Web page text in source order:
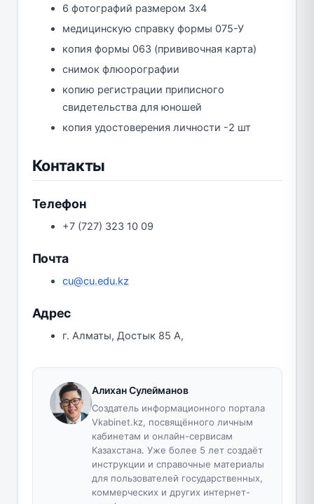
6 фотографий размером 3х4
медицинскую справку формы 075-У
копия формы 063 (прививочная карта)
снимок флюорографии
копию регистрации приписного
свидетельства для юношей
копия удостоверения личности -2 шт
Контакты
Телефон
+7 (727) 323 10 09
Почта
cu@cu.edu.kz
Адрес
г. Алматы, Достык 85 А,
Алихан Сулейманов
Создатель информационного портала
Vkabinet.kz, посвящённого личным
кабинетам и онлайн-сервисам
Казахстана. Уже более 5 лет создаёт
инструкции и справочные материалы
для пользователей государственных,
коммерческих и других интернет-